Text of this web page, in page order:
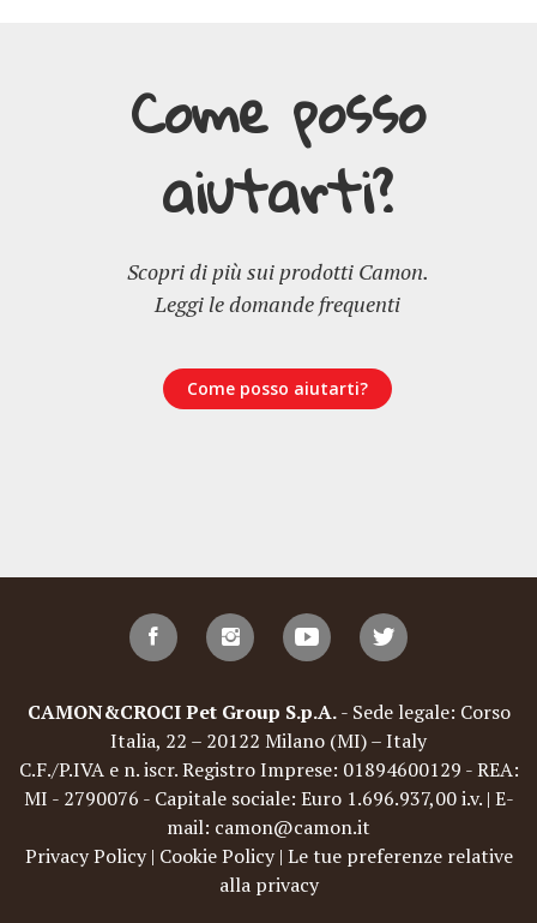
Come posso
aiutarti?
Scopri di più sui prodotti Camon.
Leggi le domande frequenti
Come posso aiutarti?
CAMON&CROCI Pet Group S.p.A.- Sede legale: Corso
Italia, 22 – 20122 Milano (MI) – Italy
C.F./P.IVA e n. iscr. Registro Imprese: 01894600129 - REA:
MI - 2790076 - Capitale sociale: Euro 1.696.937,00 i.v. | E-
mail: camon@camon.it
Privacy Policy| Cookie Policy| Le tue preferenze relative
alla privacy